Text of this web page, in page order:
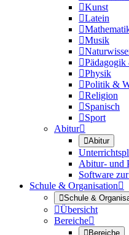
Kunst
Latein

Musik


Physik
Politik &
Religion
Spanisch
Sport
Abitur
Abitur
Abitur- und
Software
Schule & Organisation
Schule &
Übersicht
Bereiche
Bereiche